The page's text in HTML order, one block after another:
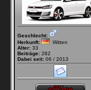
Geschlecht:
Herkunft:
Witten
Alter: 33
Beiträge: 282
Dabei seit: 06 / 2013